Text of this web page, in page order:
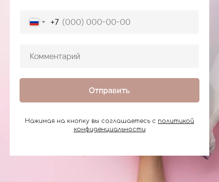
+7
Отправить
Нажимая на кнопку вы соглашаетесь с политикой
конфиденциальности